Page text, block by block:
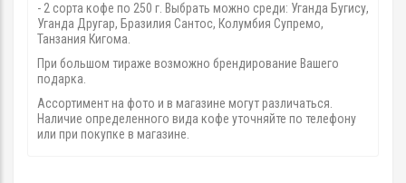
- 2 сорта кофе по 250 г. Выбрать можно среди: Уганда Бугису,
Уганда Другар, Бразилия Сантос, Колумбия Супремо,
Танзания Кигома.
При большом тираже возможно брендирование Вашего
подарка.
Ассортимент на фото и в магазине могут различаться.
Наличие определенного вида кофе уточняйте по телефону
или при покупке в магазине.